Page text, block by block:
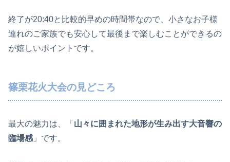
終了が20:40と比較的早めの時間帯なので、小さなお子様
連れのご家族でも安心して最後まで楽しむことができるの
が嬉しいポイントです。
篠栗花火大会の見どころ
最大の魅力は、「 山々に囲まれた地形が生み出す大音響の
臨場感 」です。